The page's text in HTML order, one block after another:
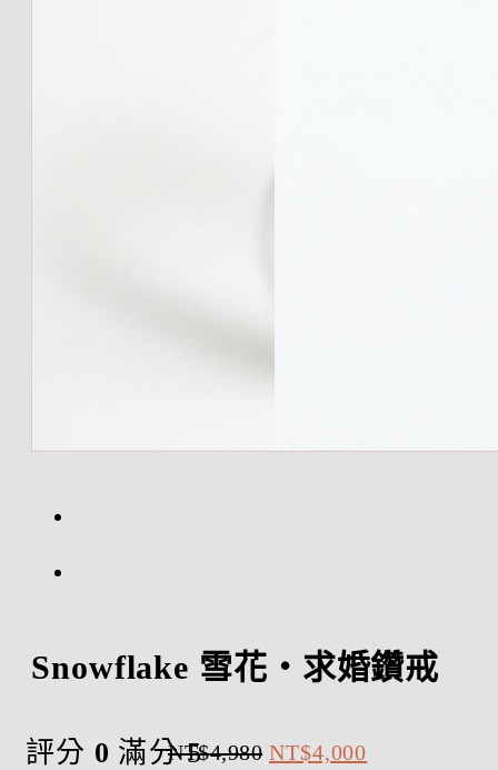
Snowflake 雪花・求婚鑽戒
評分 0 滿分 5
NT$4,980 原
NT$4,000